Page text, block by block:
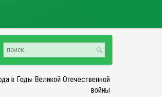
в Годы Великой Отечественной
войны